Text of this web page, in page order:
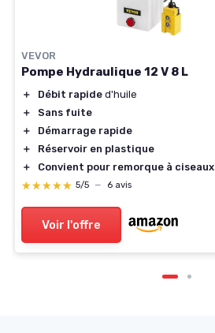
VEVOR
Pompe Hydraulique 12 V 8 L
＋ Débit rapide d'huile
＋
Sans fuite
＋
Démarrage rapide
＋
Réservoir en plastique
＋
Convient pour remorque à ciseaux
★★★★★
★★★★★ 5/5 — 6 avis
Voir l'offre